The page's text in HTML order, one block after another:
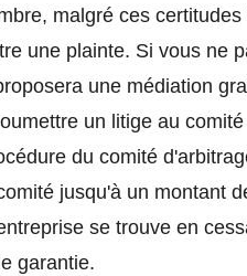
malgré ces
une plainte. Si vous ne
une médiation
un litige au
du comité
jusqu'à un montant
se trouve en
garantie.